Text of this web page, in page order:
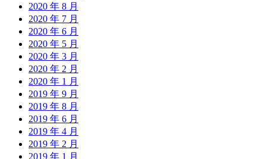
2020 年 8 月
2020 年 7 月
2020 年 6 月
2020 年 5 月
2020 年 3 月
2020 年 2 月
2020 年 1 月
2019 年 9 月
2019 年 8 月
2019 年 6 月
2019 年 4 月
2019 年 2 月
2019 年 1 月